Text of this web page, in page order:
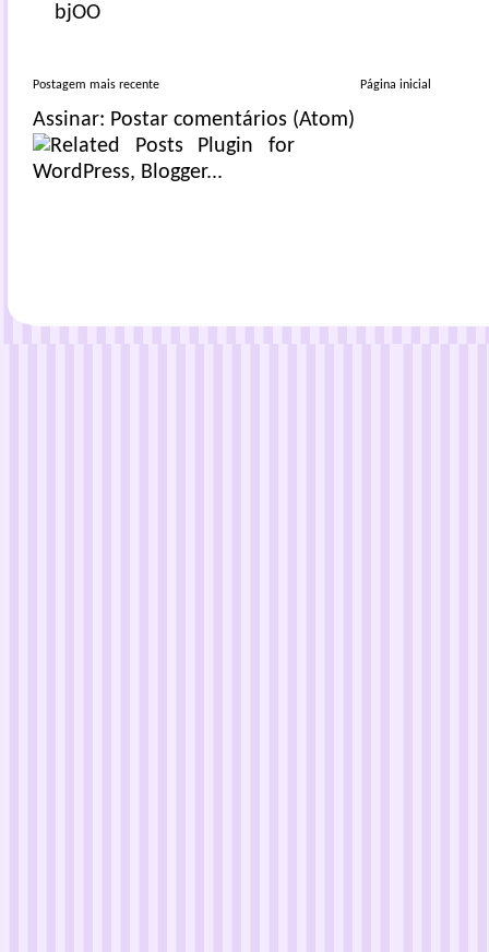
bjOO
Postagem mais recente Página inicial
Assinar: Postar comentários (Atom)